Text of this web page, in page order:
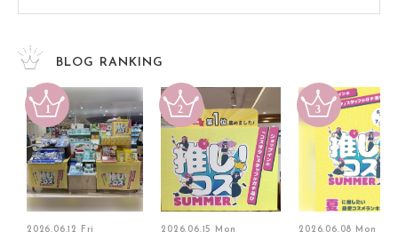
BLOG RANKING
2026.06.12 Fri 2026.06.15 Mon 2026.06.08 Mon